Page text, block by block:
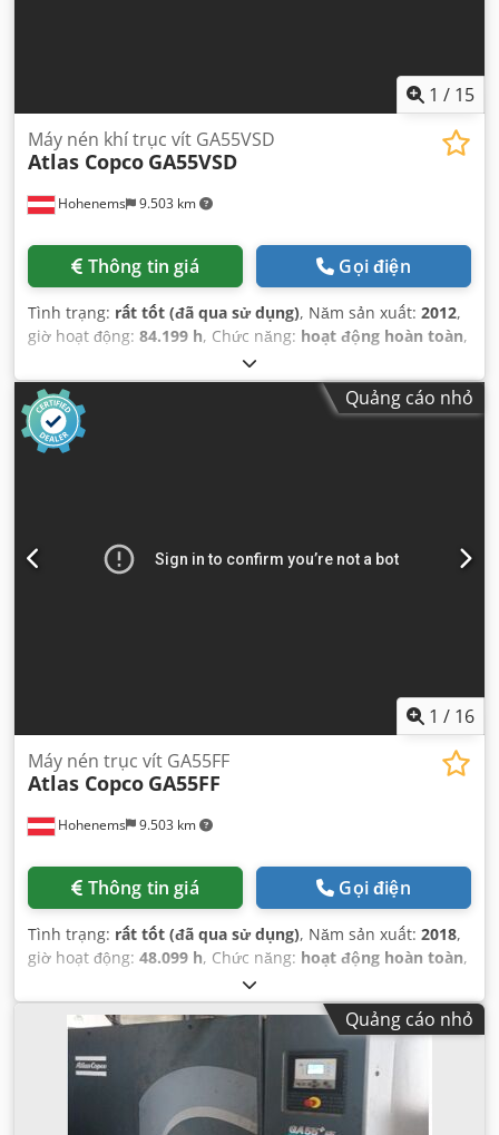
1 / 15
Hohenems 9.503 km
Máy nén khí trục vít GA55VSD
Atlas Copco GA55VSD
Thông tin giá Gọi điện
Tình trạng: rất tốt (đã qua sử dụng), Năm sản xuất: 2012,
giờ hoạt động: 84.199 h, Chức năng: hoạt động hoàn toàn,
Quảng cáo nhỏ
1 / 16
Hohenems 9.503 km
Máy nén trục vít GA55FF
Atlas Copco GA55FF
Thông tin giá Gọi điện
Tình trạng: rất tốt (đã qua sử dụng), Năm sản xuất: 2018,
giờ hoạt động: 48.099 h, Chức năng: hoạt động hoàn toàn,
Quảng cáo nhỏ